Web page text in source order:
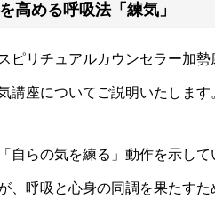
高める呼吸法「練気」
ピリチュアルカウンセラー加勢
講座についてご説明いたします
自らの気を練る」動作を示して
、呼吸と心身の同調を果たす